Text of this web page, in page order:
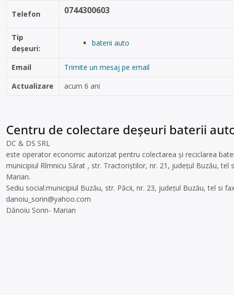
Telefon 0744300603
Tip
deșeuri:
baterii auto
Email
Trimite un mesaj pe email
Actualizare
acum 6 ani
Centru de colectare deșeuri baterii
DC & DS SRL
este operator economic autorizat pentru colectarea și reciclarea
municipiul Rîmnicu Sărat , str. Tractoriștilor, nr. 21, județul Buzău, tel
Marian.
Sediu social:municipiul Buzău, str. Păcii, nr. 23, județul Buzău, tel si
danoiu_sorin@yahoo.com
Dănoiu Sorin- Marian